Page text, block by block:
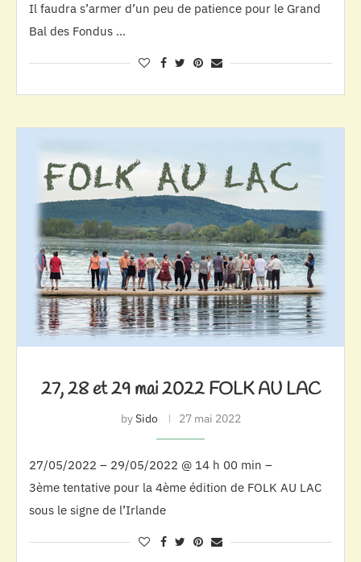
Il faudra s’armer d’un peu de patience pour le Grand
Bal des Fondus …
27, 28 et 29 mai 2022 FOLK AU LAC
bySido 27 mai 2022
27/05/2022 – 29/05/2022 @ 14 h 00 min –
3ème tentative pour la 4ème édition de FOLK AU LAC
sous le signe de l’Irlande